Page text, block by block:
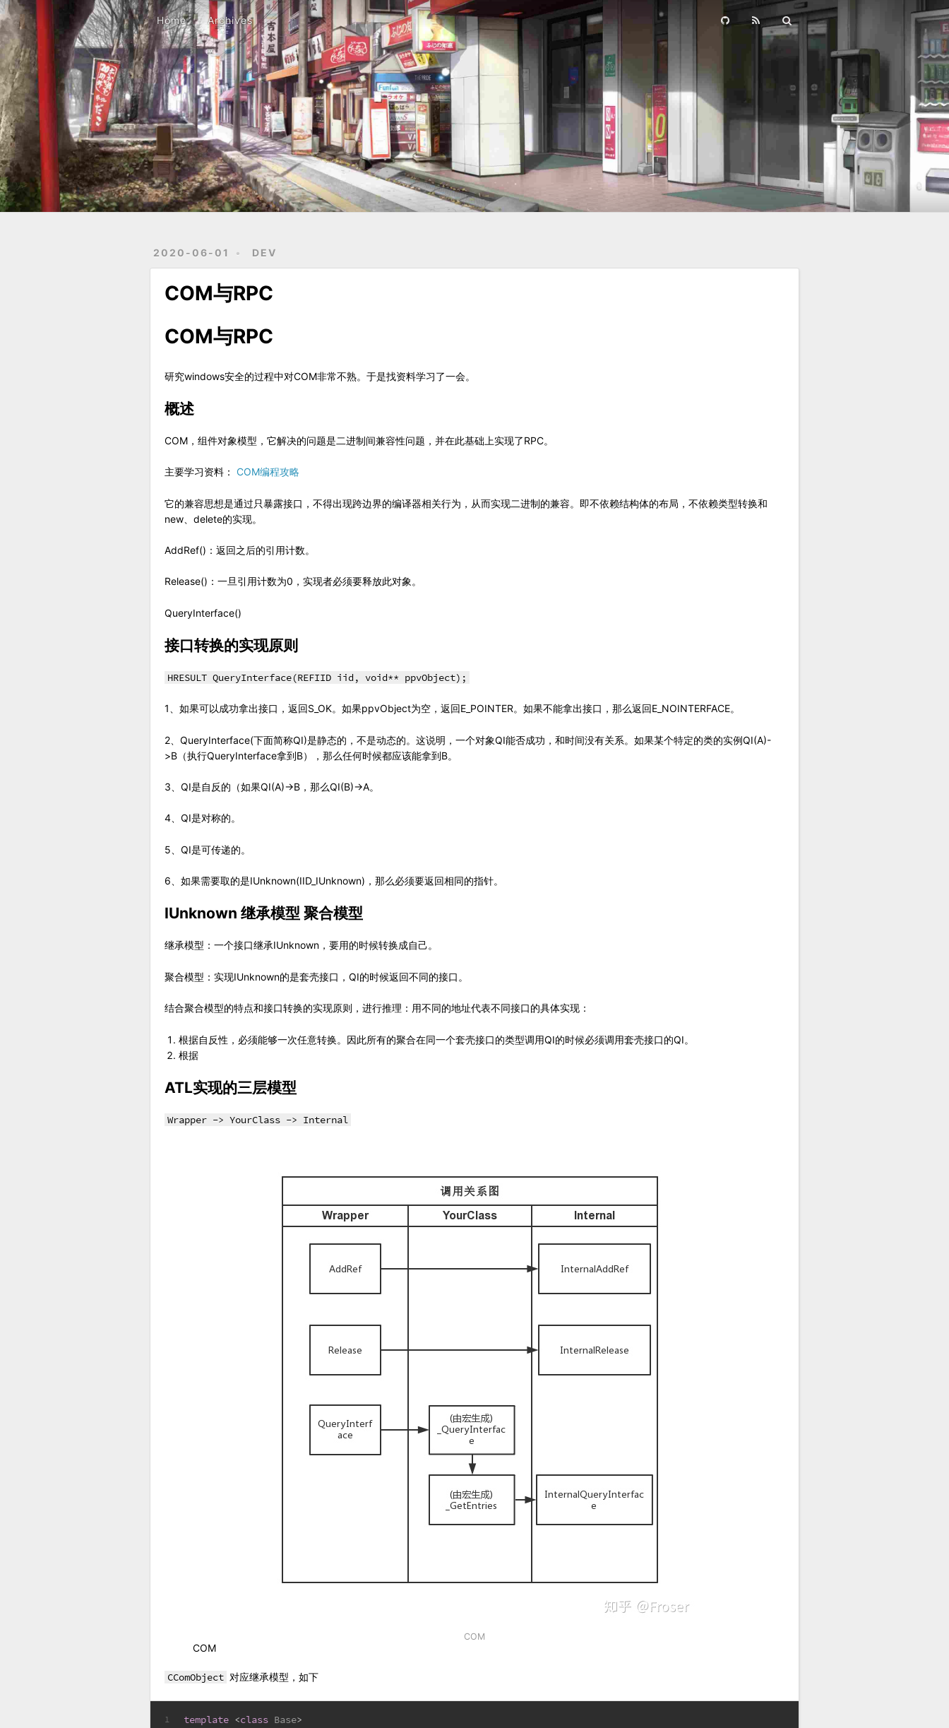
Home Archives
2020-06-01 DEV
COM与RPC
COM与RPC
研究windows安全的过程中对COM非常不熟。于是找资料学习了一会。
概述
COM，组件对象模型，它解决的问题是二进制间兼容性问题，并在此基础上实现了RPC。
主要学习资料： COM编程攻略
它的兼容思想是通过只暴露接口，不得出现跨边界的编译器相关行为，从而实现二进制的兼容。即不依赖结构体的布局，不依赖类型转换和
new、delete的实现。
AddRef()：返回之后的引用计数。
Release()：一旦引用计数为0，实现者必须要释放此对象。
QueryInterface()
接口转换的实现原则
HRESULT QueryInterface(REFIID iid, void** ppvObject);
1、如果可以成功拿出接口，返回S_OK。如果ppvObject为空，返回E_POINTER。如果不能拿出接口，那么返回E_NOINTERFACE。
2、QueryInterface(下面简称QI)是静态的，不是动态的。这说明，一个对象QI能否成功，和时间没有关系。如果某个特定的类的实例QI(A)-
>B（执行QueryInterface拿到B），那么任何时候都应该能拿到B。
3、QI是自反的（如果QI(A)->B，那么QI(B)->A。
4、QI是对称的。
5、QI是可传递的。
6、如果需要取的是IUnknown(IID_IUnknown)，那么必须要返回相同的指针。
IUnknown 继承模型 聚合模型
继承模型：一个接口继承IUnknown，要用的时候转换成自己。
聚合模型：实现IUnknown的是套壳接口，QI的时候返回不同的接口。
结合聚合模型的特点和接口转换的实现原则，进行推理：用不同的地址代表不同接口的具体实现：
根据自反性，必须能够一次任意转换。因此所有的聚合在同一个套壳接口的类型调用QI的时候必须调用套壳接口的QI。
根据
ATL实现的三层模型
Wrapper -> YourClass -> Internal
COM
COM
CComObject 对应继承模型，如下
1
template <class Base>
Home